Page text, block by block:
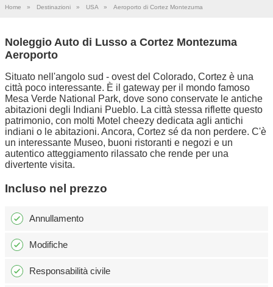
Home » Destinazioni » USA » Aeroporto di Cortez Montezuma
Noleggio Auto di Lusso a Cortez Montezuma
Aeroporto
Situato nell'angolo sud - ovest del Colorado, Cortez è una
città poco interessante. È il gateway per il mondo famoso
Mesa Verde National Park, dove sono conservate le antiche
abitazioni degli Indiani Pueblo. La città stessa riflette questo
patrimonio, con molti Motel cheezy dedicata agli antichi
indiani o le abitazioni. Ancora, Cortez sé da non perdere. C'è
un interessante Museo, buoni ristoranti e negozi e un
autentico atteggiamento rilassato che rende per una
divertente visita.
Incluso nel prezzo
Annullamento
Modifiche
Responsabilità civile